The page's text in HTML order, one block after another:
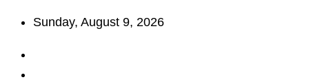
Skip
content
Sunday, August 9, 2026